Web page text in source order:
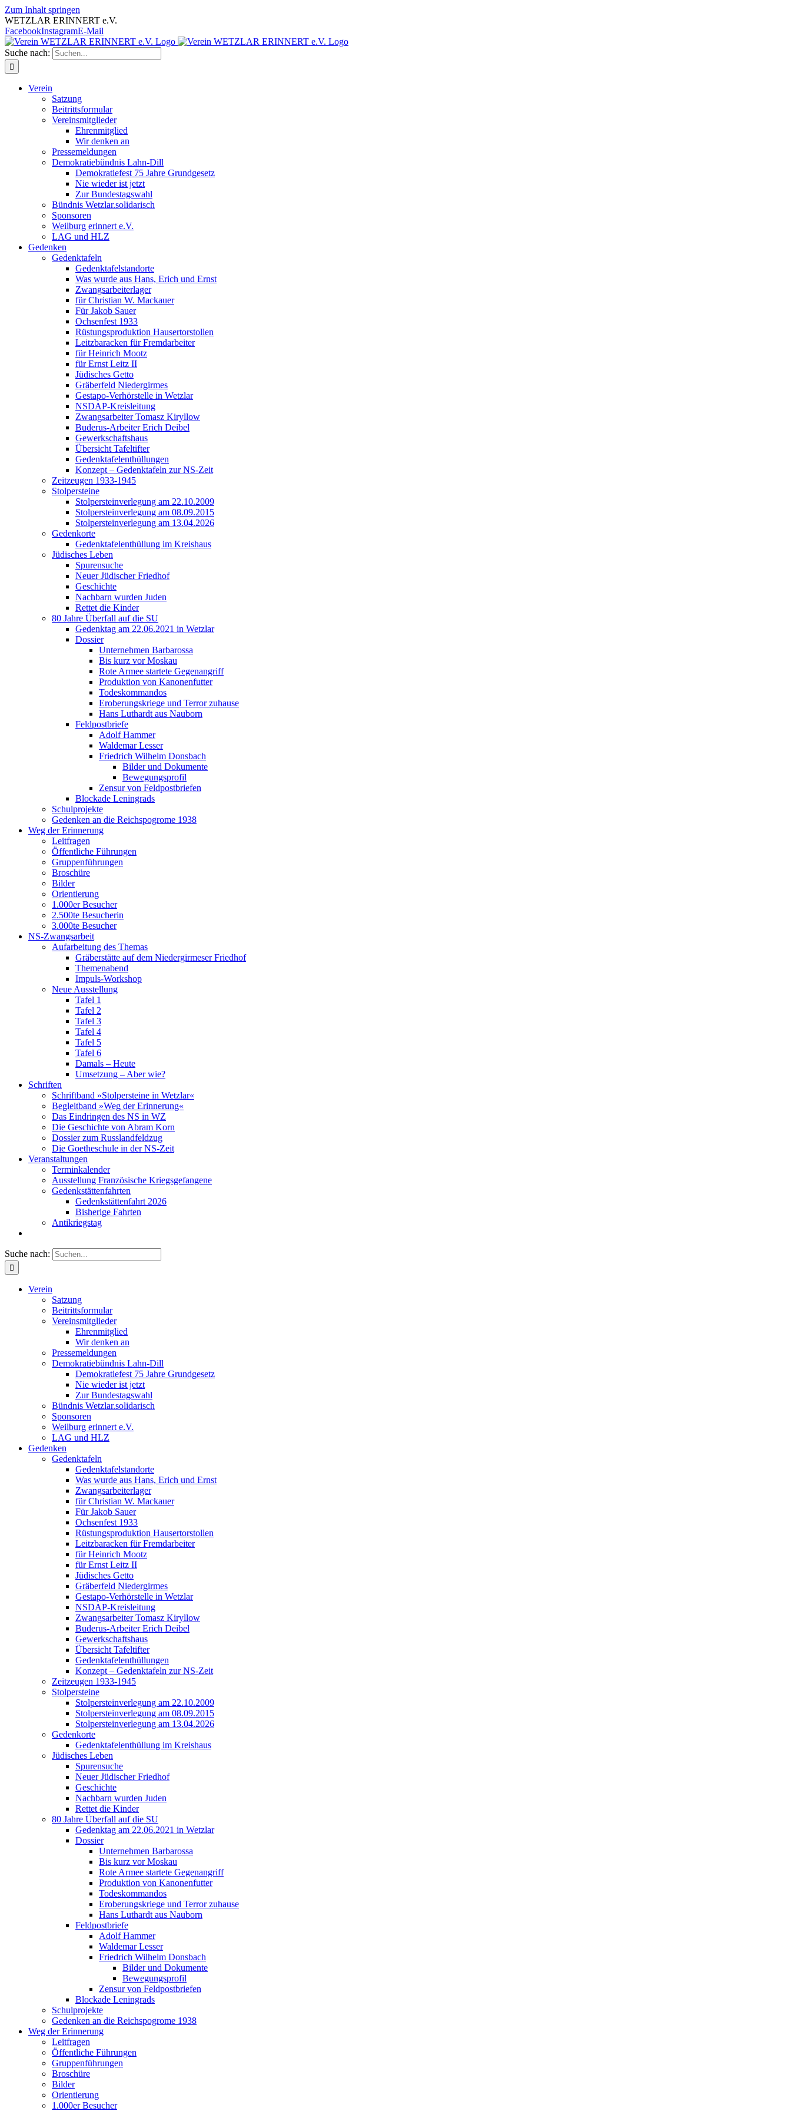
Zum Inhalt springen
WETZLAR ERINNERT e.V.
FacebookInstagramE-Mail
Suche nach:
Verein
Satzung
Beitrittsformular
Vereinsmitglieder
Ehrenmitglied
Wir denken an
Pressemeldungen
Demokratiebündnis Lahn-Dill
Demokratiefest 75 Jahre Grundgesetz
Nie wieder ist jetzt
Zur Bundestagswahl
Bündnis Wetzlar.solidarisch
Sponsoren
Weilburg erinnert e.V.
LAG und HLZ
Gedenken
Gedenktafeln
Gedenktafelstandorte
Was wurde aus Hans, Erich und Ernst
Zwangsarbeiterlager
für Christian W. Mackauer
Für Jakob Sauer
Ochsenfest 1933
Rüstungsproduktion Hausertorstollen
Leitzbaracken für Fremdarbeiter
für Heinrich Mootz
für Ernst Leitz II
Jüdisches Getto
Gräberfeld Niedergirmes
Gestapo-Verhörstelle in Wetzlar
NSDAP-Kreisleitung
Zwangsarbeiter Tomasz Kiryllow
Buderus-Arbeiter Erich Deibel
Gewerkschaftshaus
Übersicht Tafeltifter
Gedenktafelenthüllungen
Konzept – Gedenktafeln zur NS-Zeit
Zeitzeugen 1933-1945
Stolpersteine
Stolpersteinverlegung am 22.10.2009
Stolpersteinverlegung am 08.09.2015
Stolpersteinverlegung am 13.04.2026
Gedenkorte
Gedenktafelenthüllung im Kreishaus
Jüdisches Leben
Spurensuche
Neuer Jüdischer Friedhof
Geschichte
Nachbarn wurden Juden
Rettet die Kinder
80 Jahre Überfall auf die SU
Gedenktag am 22.06.2021 in Wetzlar
Dossier
Unternehmen Barbarossa
Bis kurz vor Moskau
Rote Armee startete Gegenangriff
Produktion von Kanonenfutter
Todeskommandos
Eroberungskriege und Terror zuhause
Hans Luthardt aus Nauborn
Feldpostbriefe
Adolf Hammer
Waldemar Lesser
Friedrich Wilhelm Donsbach
Bilder und Dokumente
Bewegungsprofil
Zensur von Feldpostbriefen
Blockade Leningrads
Schulprojekte
Gedenken an die Reichspogrome 1938
Weg der Erinnerung
Leitfragen
Öffentliche Führungen
Gruppenführungen
Broschüre
Bilder
Orientierung
1.000er Besucher
2.500te Besucherin
3.000te Besucher
NS-Zwangsarbeit
Aufarbeitung des Themas
Gräberstätte auf dem Niedergirmeser Friedhof
Themenabend
Impuls-Workshop
Neue Ausstellung
Tafel 1
Tafel 2
Tafel 3
Tafel 4
Tafel 5
Tafel 6
Damals – Heute
Umsetzung – Aber wie?
Schriften
Schriftband »Stolpersteine in Wetzlar«
Begleitband »Weg der Erinnerung«
Das Eindringen des NS in WZ
Die Geschichte von Abram Korn
Dossier zum Russlandfeldzug
Die Goetheschule in der NS-Zeit
Veranstaltungen
Terminkalender
Ausstellung Französische Kriegsgefangene
Gedenkstättenfahrten
Gedenkstättenfahrt 2026
Bisherige Fahrten
Antikriegstag
Suche nach:
Verein
Satzung
Beitrittsformular
Vereinsmitglieder
Ehrenmitglied
Wir denken an
Pressemeldungen
Demokratiebündnis Lahn-Dill
Demokratiefest 75 Jahre Grundgesetz
Nie wieder ist jetzt
Zur Bundestagswahl
Bündnis Wetzlar.solidarisch
Sponsoren
Weilburg erinnert e.V.
LAG und HLZ
Gedenken
Gedenktafeln
Gedenktafelstandorte
Was wurde aus Hans, Erich und Ernst
Zwangsarbeiterlager
für Christian W. Mackauer
Für Jakob Sauer
Ochsenfest 1933
Rüstungsproduktion Hausertorstollen
Leitzbaracken für Fremdarbeiter
für Heinrich Mootz
für Ernst Leitz II
Jüdisches Getto
Gräberfeld Niedergirmes
Gestapo-Verhörstelle in Wetzlar
NSDAP-Kreisleitung
Zwangsarbeiter Tomasz Kiryllow
Buderus-Arbeiter Erich Deibel
Gewerkschaftshaus
Übersicht Tafeltifter
Gedenktafelenthüllungen
Konzept – Gedenktafeln zur NS-Zeit
Zeitzeugen 1933-1945
Stolpersteine
Stolpersteinverlegung am 22.10.2009
Stolpersteinverlegung am 08.09.2015
Stolpersteinverlegung am 13.04.2026
Gedenkorte
Gedenktafelenthüllung im Kreishaus
Jüdisches Leben
Spurensuche
Neuer Jüdischer Friedhof
Geschichte
Nachbarn wurden Juden
Rettet die Kinder
80 Jahre Überfall auf die SU
Gedenktag am 22.06.2021 in Wetzlar
Dossier
Unternehmen Barbarossa
Bis kurz vor Moskau
Rote Armee startete Gegenangriff
Produktion von Kanonenfutter
Todeskommandos
Eroberungskriege und Terror zuhause
Hans Luthardt aus Nauborn
Feldpostbriefe
Adolf Hammer
Waldemar Lesser
Friedrich Wilhelm Donsbach
Bilder und Dokumente
Bewegungsprofil
Zensur von Feldpostbriefen
Blockade Leningrads
Schulprojekte
Gedenken an die Reichspogrome 1938
Weg der Erinnerung
Leitfragen
Öffentliche Führungen
Gruppenführungen
Broschüre
Bilder
Orientierung
1.000er Besucher